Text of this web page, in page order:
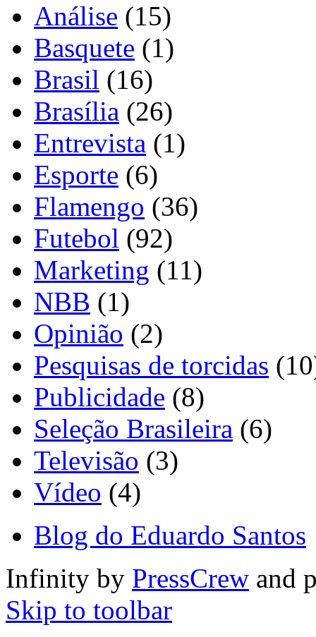
Análise (15)
Basquete (1)
Brasil (16)
Brasília (26)
Entrevista (1)
Esporte (6)
Flamengo (36)
Futebol (92)
Marketing (11)
NBB (1)
Opinião (2)
Pesquisas de torcidas
Publicidade (8)
Seleção Brasileira (6)
Televisão (3)
Vídeo (4)
Blog do Eduardo Santos
Infinity by PressCrew and
Skip to toolbar